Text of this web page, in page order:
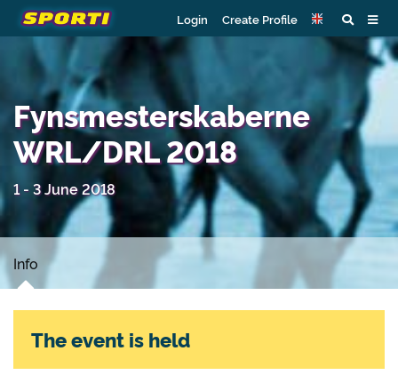
Login Create Profile
Fynsmesterskaberne
WRL/DRL 2018
1 - 3 June 2018
Info
The event is held